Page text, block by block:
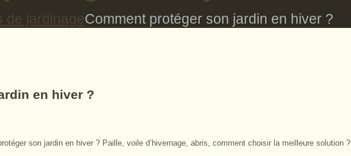
de jardinageComment protéger son jardin en hiver ?
en hiver ?
son jardin en hiver ? Paille, voile d’hivernage, abris, comment choisir la meilleure solution ?